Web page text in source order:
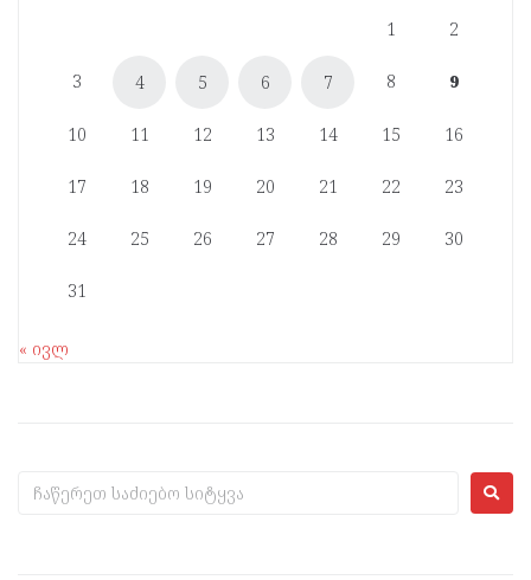
1 2
3 4 5 6 7 8 9
10 11 12 13 14 15 16
17 18 19 20 21 22 23
24 25 26 27 28 29 30
31
« ივლ